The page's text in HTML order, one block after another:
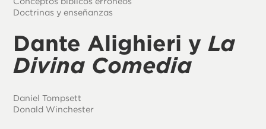
Doctrinas y enseñanzas
Dante Alighieri yLa
Divina Comedia
Daniel Tompsett
Donald Winchester